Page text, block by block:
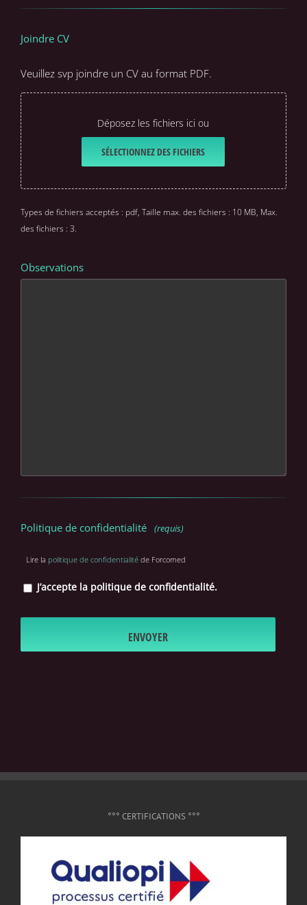
Joindre CV
Veuillez svp joindre un CV au format PDF.
Déposez les fichiers ici ou
SÉLECTIONNEZ DES FICHIERS
Types de fichiers acceptés : pdf, Taille max. des fichiers : 10 MB, Max.
des fichiers : 3.
Observations
Politique de confidentialité (requis)
Lire la politique de confidentialitéde Forcomed
J’accepte la politique de confidentialité.
°°° CERTIFICATIONS °°°